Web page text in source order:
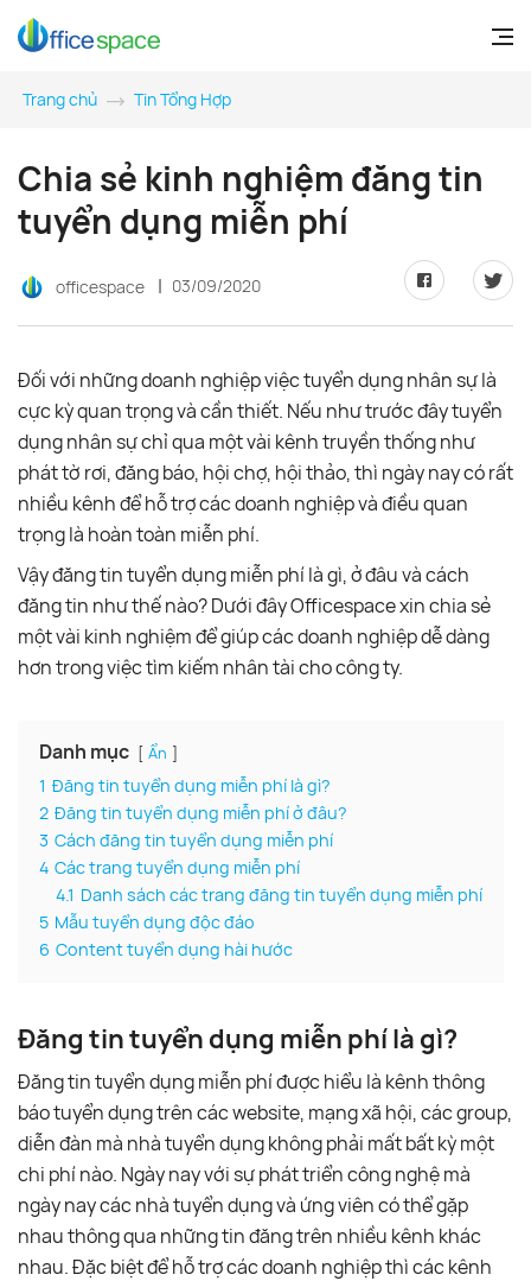
Trang chủ Tin Tổng Hợp
Chia sẻ kinh nghiệm đăng tin
tuyển dụng miễn phí
officespace 03/09/2020
Đối với những doanh nghiệp việc tuyển dụng nhân sự là
cực kỳ quan trọng và cần thiết. Nếu như trước đây tuyển
dụng nhân sự chỉ qua một vài kênh truyền thống như
phát tờ rơi, đăng báo, hội chợ, hội thảo, thì ngày nay có rất
nhiều kênh để hỗ trợ các doanh nghiệp và điều quan
trọng là hoàn toàn miễn phí.
Vậy đăng tin tuyển dụng miễn phí là gì, ở đâu và cách
đăng tin như thế nào? Dưới đây Officespace xin chia sẻ
một vài kinh nghiệm để giúp các doanh nghiệp dễ dàng
hơn trong việc tìm kiếm nhân tài cho công ty.
Danh mục Ẩn
1 Đăng tin tuyển dụng miễn phí là gì?
2 Đăng tin tuyển dụng miễn phí ở đâu?
3 Cách đăng tin tuyển dụng miễn phí
4 Các trang tuyển dụng miễn phí
4.1 Danh sách các trang đăng tin tuyển dụng miễn phí
5 Mẫu tuyển dụng độc đáo
6 Content tuyển dụng hài hước
Đăng tin tuyển dụng miễn phí là gì?
Đăng tin tuyển dụng miễn phí được hiểu là kênh thông
báo tuyển dụng trên các website, mạng xã hội, các group,
diễn đàn mà nhà tuyển dụng không phải mất bất kỳ một
chi phí nào. Ngày nay với sự phát triển công nghệ mà
ngày nay các nhà tuyển dụng và ứng viên có thể gặp
nhau thông qua những tin đăng trên nhiều kênh khác
nhau. Đặc biệt để hỗ trợ các doanh nghiệp thì các kênh